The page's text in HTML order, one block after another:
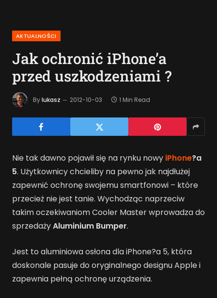
AKTUALNOŚCI
Jak ochronić iPhone’a
przed uszkodzeniami ?
Bylukasz 2012-10-03 1 Min Read
Nie tak dawno pojawił się na rynku nowy iPhone?a
5. Użytkownicy chcieliby na pewno jak najdłużej
zapewnić ochronę swojemu smartfonowi – które
przecież nie jest tanie. Wychodząc naprzeciw
takim oczekiwaniom Cooler Master wprowadza do
sprzedażyAluminium Bumper.
Jest to aluminiowa osłona dla iPhone?a 5, która
doskonale pasuje do oryginalnego designu Apple i
zapewnia pełną ochronę urządzenia.